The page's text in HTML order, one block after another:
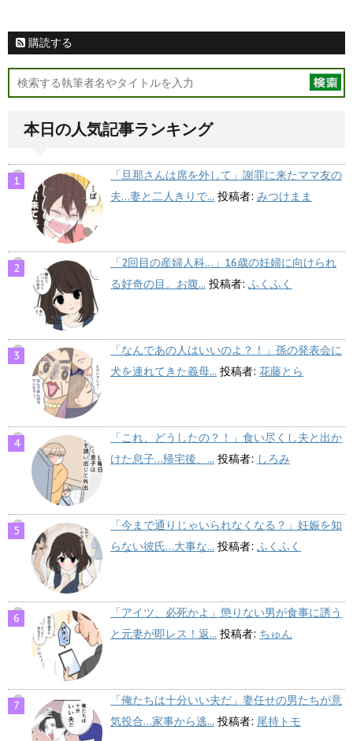
購読する
本日の人気記事ランキング
「旦那さんは席を外して」謝罪に来たママ友の
夫…妻と二人きりで... 投稿者: みつけまま
「2回目の産婦人科…」16歳の妊婦に向けられ
る好奇の目。お腹... 投稿者: ふくふく
「なんであの人はいいのよ？！」孫の発表会に
犬を連れてきた義母... 投稿者: 花藤とら
「これ、どうしたの？！」食い尽くし夫と出か
けた息子…帰宅後、... 投稿者: しろみ
「今まで通りじゃいられなくなる？」妊娠を知
らない彼氏…大事な... 投稿者: ふくふく
「アイツ、必死かよ」懲りない男が食事に誘う
と元妻が即レス！返... 投稿者: ちゅん
「俺たちは十分いい夫だ」妻任せの男たちが意
気投合…家事から逃... 投稿者: 尾持トモ